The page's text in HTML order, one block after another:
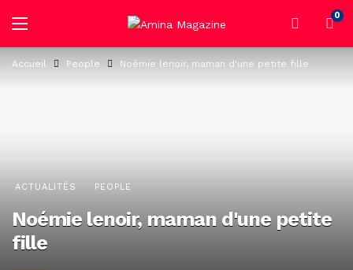
0
Accueil People Noémie lenoir, maman d'une petite fille
ACTUALITÉS PEOPLE
Noémie lenoir, maman d'une petite
fille